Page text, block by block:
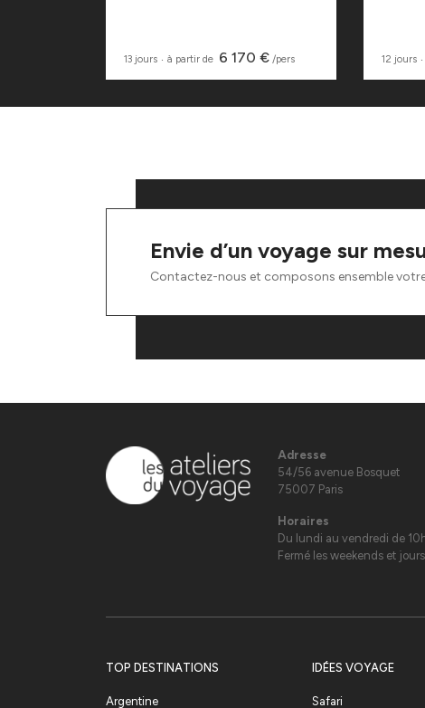
13 jours ‧ à partir de 6 170 € /pers 12 jours ‧
Envie d’un voyage sur
Contactez-nous et composons ensemble
Adresse
54/56 avenue Bosquet
75007 Paris
Horaires
Du lundi au vendredi de
Fermé les weekends et
TOP DESTINATIONS
Argentine
IDÉES VOYAGE
Safari